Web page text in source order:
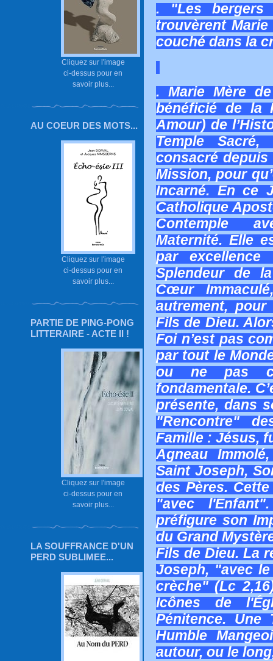
Cliquez sur l'image
ci-dessus pour en
savoir plus...
AU COEUR DES MOTS...
Cliquez sur l'image
ci-dessus pour en
savoir plus...
PARTIE DE PING-PONG
LITTERAIRE - ACTE II !
Cliquez sur l'image
ci-dessus pour en
savoir plus...
LA SOUFFRANCE D'UN
PERD SUBLIMEE...
. "Les
trouvèrent
couché dans la
. Marie Mère
bénéficié de la
Amour) de
Temple Sacré,
consacré
Mission, pour
Incarné. En ce
Catholique
Contemple
Maternité. Elle
par
Splendeur de
Cœur
autrement,
Fils de Dieu.
Foi n’est pas
par tout le
ou ne pas
fondamentale.
présente, dans
"Rencontre"
Famille : Jésus,
Agneau
Saint Joseph,
des Pères.
"avec
préfigure son
du Grand
Fils de Dieu. La
Joseph, "avec
crèche" (Lc
Icônes de
Pénitence. Une
Humble
autour, ou le